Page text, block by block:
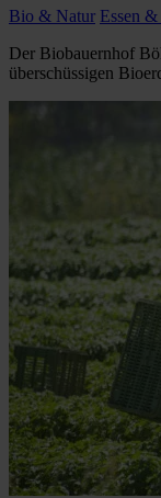
Bio & Natur Essen
Der Biobauernhof
überschüssigen